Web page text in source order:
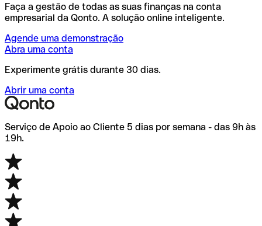
Faça a gestão de todas as suas finanças na conta
empresarial da Qonto. A solução online inteligente.
Agende uma demonstração
Abra uma conta
Experimente grátis durante 30 dias.
Abrir uma conta
Serviço de Apoio ao Cliente 5 dias por semana - das 9h às
19h.